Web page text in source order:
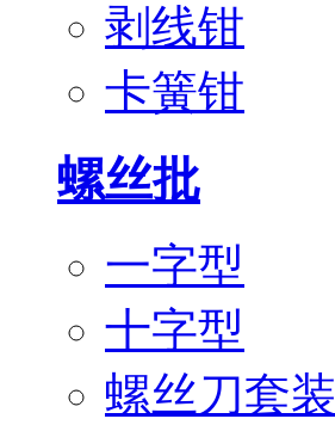
剥线钳
卡簧钳
螺丝批
一字型
十字型
螺丝刀套装